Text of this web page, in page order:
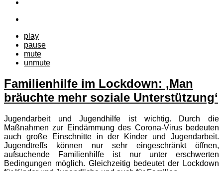
play
pause
mute
unmute
Familienhilfe im Lockdown: ‚Man
bräuchte mehr soziale Unterstützung‘
Jugendarbeit und Jugendhilfe ist wichtig. Durch die
Maßnahmen zur Eindämmung des Corona-Virus bedeuten
auch große Einschnitte in der Kinder und Jugendarbeit.
Jugendtreffs können nur sehr eingeschränkt öffnen,
aufsuchende Familienhilfe ist nur unter erschwerten
Bedingungen möglich. Gleichzeitig bedeutet der Lockdown